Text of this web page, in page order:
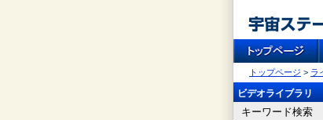
トップページ > ラ
ビデオライブラリ
キーワード検索